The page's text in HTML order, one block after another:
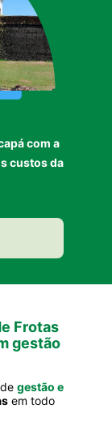
com a
custos da
Frotas
gestão
gestão e
em todo